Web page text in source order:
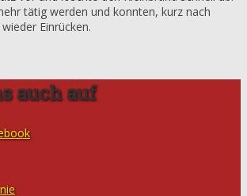
tätig werden und konnten, kurz nach
Einrücken.
auch auf